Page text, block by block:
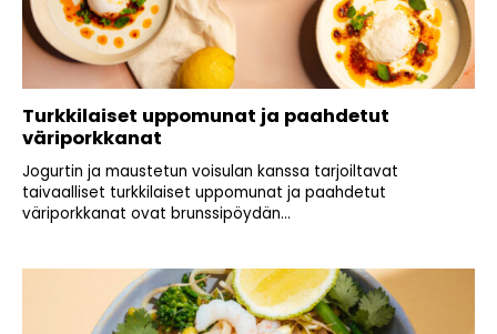
Turkkilaiset uppomunat ja paahdetut
väriporkkanat
Jogurtin ja maustetun voisulan kanssa tarjoiltavat
taivaalliset turkkilaiset uppomunat ja paahdetut
väriporkkanat ovat brunssipöydän...